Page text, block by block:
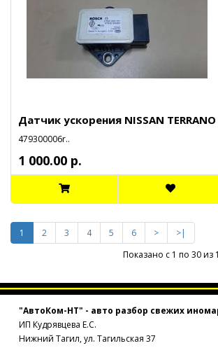
Датчик ускорения NISSAN TERRANO
479300006r..
1 000.00 р.
1 2 3 4 5 6 >
>|
Показано с 1 по 30 из
"АвтоКом-НТ" - авто разбор свежих
ИП Кудрявцева Е.С.
Нижний Тагил, ул. Тагильская 37